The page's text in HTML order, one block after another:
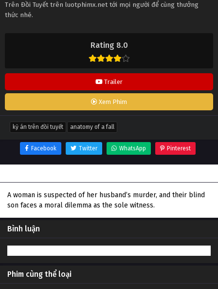
Rating 8.0
Trailer
Xem Phim
Trên Đồi Tuyết trên luotphimx.net tới mọi người để cùng thưởng
thức nhé.
kỳ án trên đồi tuyết anatomy of a fall
Facebook Twitter WhatsApp Pinterest
A woman is suspected of her husband’s murder, and their blind
son faces a moral dilemma as the sole witness.
Bình luận
Phim cùng thể loại